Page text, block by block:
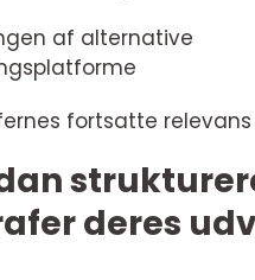
af alternative
fortsatte relevans
deres